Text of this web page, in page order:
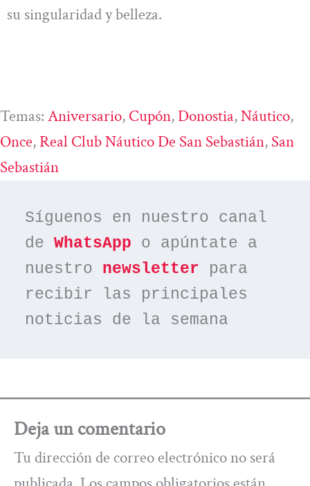
su singularidad y belleza.
Temas: Aniversario, Cupón, Donostia, Náutico
Once, Real Club Náutico De San Sebastián, San
Sebastián
Síguenos en nuestro canal
de WhatsApp o apúntate a
nuestro newsletter para
recibir las principales
noticias de la semana
Deja un comentario
Tu dirección de correo electrónico no será